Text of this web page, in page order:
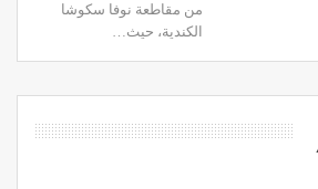
من مقاطعة نوفا سكوشا
الكندية، حيث…